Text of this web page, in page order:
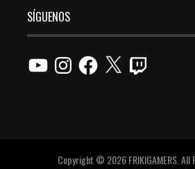
SÍGUENOS
YouTubeInstagramFacebook
X Twitch
Copyright © 2026 FRIKIGAMERS. All